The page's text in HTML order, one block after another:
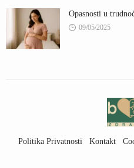
Opasnosti u
09/05/2025
Politika Privatnosti Kontakt